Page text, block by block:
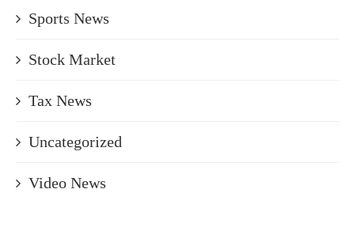
Sports News
Stock Market
Tax News
Uncategorized
Video News